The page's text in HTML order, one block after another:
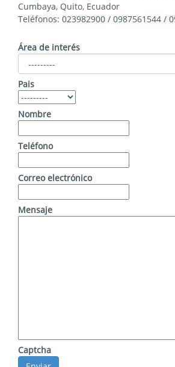
Cumbaya, Quito, Ecuador
Teléfonos: 023982900 / 0987561544 /
Área de interés
Pais
Nombre
Teléfono
Correo electrónico
Mensaje
Captcha